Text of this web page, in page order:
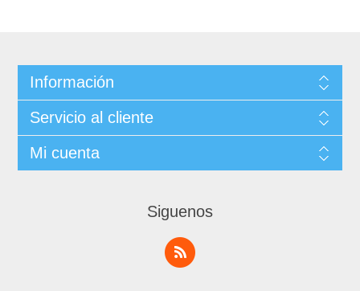
Información
Servicio al cliente
Mi cuenta
Siguenos